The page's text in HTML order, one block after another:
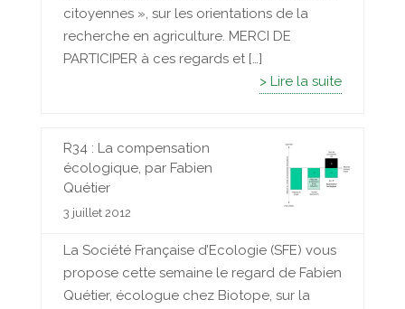
citoyennes », sur les orientations de la
recherche en agriculture. MERCI DE
PARTICIPER à ces regards et […]
> Lire la suite
R34 : La compensation
écologique, par Fabien
Quétier
3 juillet 2012
La Société Française d’Ecologie (SFE) vous
propose cette semaine le regard de Fabien
Quétier, écologue chez Biotope, sur la